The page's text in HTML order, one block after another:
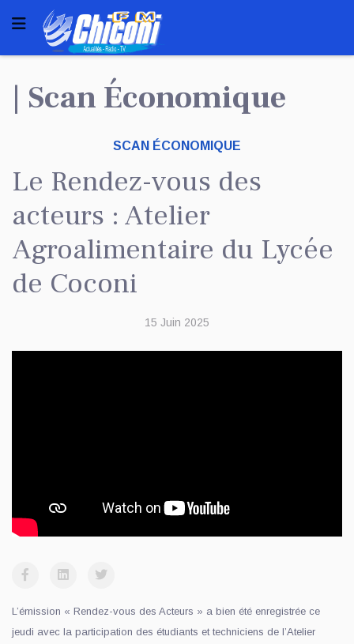
| Scan Économique
SCAN ÉCONOMIQUE
Le Rendez-vous des
acteurs : Atelier
Agroalimentaire du Lycée
de Coconi
15 Juin 2025
L’émission « Rendez-vous des Acteurs » a bien été enregistrée ce
jeudi avec la participation des étudiants et techniciens de l’Atelier